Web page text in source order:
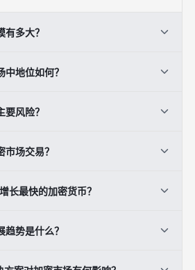
多大？
规模达73.3亿美元，预计2034年将
中地位如何？
密资产，持续保持其作为价值储存工具
风险？
攻击）以及宏观经济因素（如通胀和利
场交易？
DEX接口的平台，并分散投资、深入
长最快的加密货币？
高效的技术架构、低交易成本及日益
势是什么？